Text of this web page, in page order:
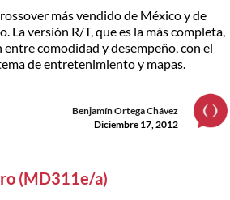
más vendido de México y de
La versión R/T, que es la más completa,
comodidad y desempeño, con el
de entretenimiento y mapas.
Benjamín Ortega Chávez
Diciembre 17, 2012
(MD311e/a)